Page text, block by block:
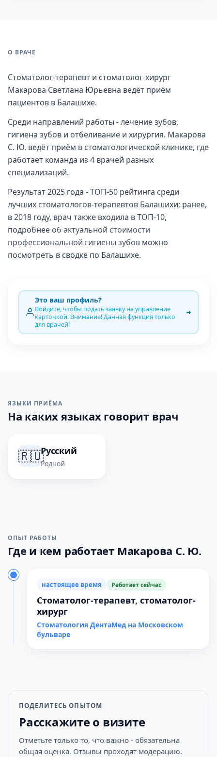
О ВРАЧЕ
Стоматолог-терапевт и стоматолог-хирург
Макарова Светлана Юрьевна ведёт приём
пациентов в Балашихе.
Среди направлений работы - лечение зубов,
гигиена зубов и отбеливание и хирургия. Макарова
С. Ю. ведёт приём в стоматологической клинике, где
работает команда из 4 врачей разных
специализаций.
Результат 2025 года - ТОП-50 рейтинга среди
лучших стоматологов-терапевтов Балашихи; ранее,
в 2018 году, врач также входила в ТОП-10,
подробнее об актуальной стоимости
профессиональной гигиены зубов можно
посмотреть в сводке по Балашихе.
Это ваш профиль?
Войдите, чтобы подать заявку на управление
карточкой. Внимание! Данная функция только
для врачей!
ЯЗЫКИ ПРИЁМА
На каких языках говорит врач
🇷🇺Русский
Родной
ОПЫТ РАБОТЫ
Где и кем работает Макарова С. Ю.
настоящее время Работает сейчас
Стоматолог-терапевт, стоматолог-
хирург
Стоматология ДентаМед на Московском
бульваре
ПОДЕЛИТЕСЬ ОПЫТОМ
Расскажите о визите
Отметьте только то, что важно - обязательна
общая оценка. Отзывы проходят модерацию.